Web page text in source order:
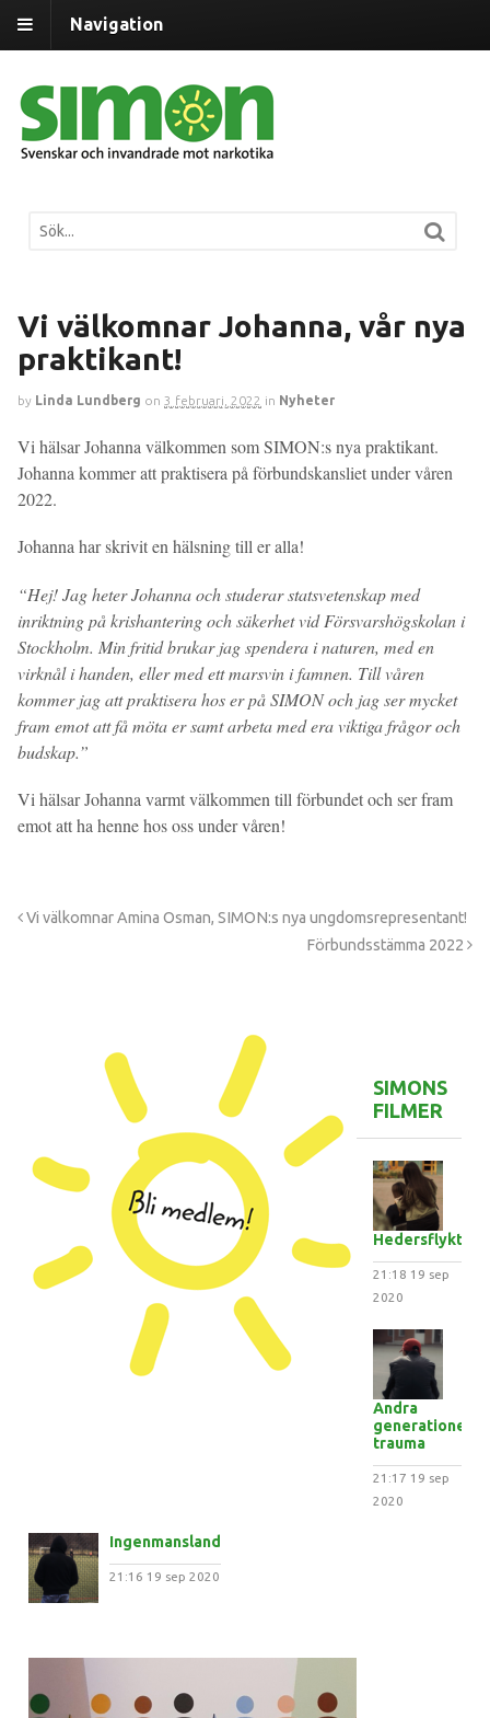
Navigation
Vi välkomnar Johanna, vår nya
praktikant!
by Linda Lundberg on 3 februari, 2022 in Nyheter
Vi hälsar Johanna välkommen som SIMON:s nya praktikant.
Johanna kommer att praktisera på förbundskansliet under våren
2022.
Johanna har skrivit en hälsning till er alla!
“Hej! Jag heter Johanna och studerar statsvetenskap med
inriktning på krishantering och säkerhet vid Försvarshögskolan i
Stockholm. Min fritid brukar jag spendera i naturen, med en
virknål i handen, eller med ett marsvin i famnen. Till våren
kommer jag att praktisera hos er på SIMON och jag ser mycket
fram emot att få möta er samt arbeta med era viktiga frågor och
budskap.”
Vi hälsar Johanna varmt välkommen till förbundet och ser fram
emot att ha henne hos oss under våren!
Vi välkomnar Amina Osman, SIMON:s nya ungdomsrepresentant!
Förbundsstämma 2022
SIMONS
FILMER
Hedersflykten
21:18 19 sep
2020
Andra
generationens
trauma
21:17 19 sep
2020
Ingenmansland
21:16 19 sep 2020